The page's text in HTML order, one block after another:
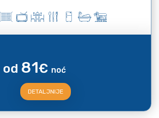
od 81€ noć
DETALJNIJE